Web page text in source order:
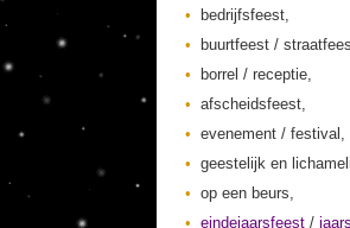
bedrijfsfeest,
buurtfeest /
borrel / receptie,
afscheidsfeest,
evenement / festival,
geestelijk en
op een beurs,
eindejaarsfeest /